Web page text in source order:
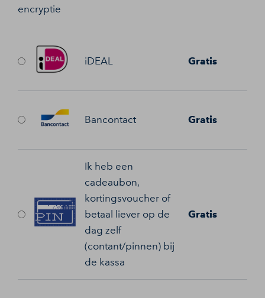
encryptie
iDEAL Gratis
Bancontact Gratis
Ik heb een
cadeaubon,
kortingsvoucher of
betaal liever op de
dag zelf
(contant/pinnen) bij
de kassa
Gratis